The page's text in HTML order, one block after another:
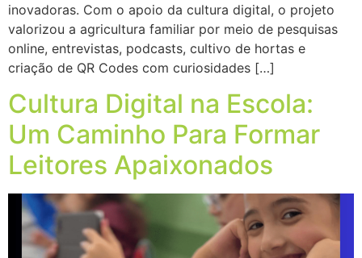
inovadoras. Com o apoio da cultura digital, o projeto
valorizou a agricultura familiar por meio de pesquisas
online, entrevistas, podcasts, cultivo de hortas e
criação de QR Codes com curiosidades […]
Cultura Digital na Escola:
Um Caminho Para Formar
Leitores Apaixonados